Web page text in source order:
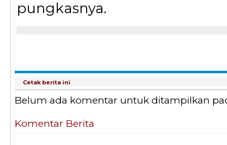
pungkasnya.
Cetak berita ini
Belum ada komentar untuk ditampilkan
Komentar Berita